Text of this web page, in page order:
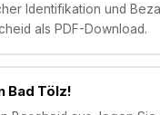
Identifikation und
als PDF-Download.
Bad Tölz!